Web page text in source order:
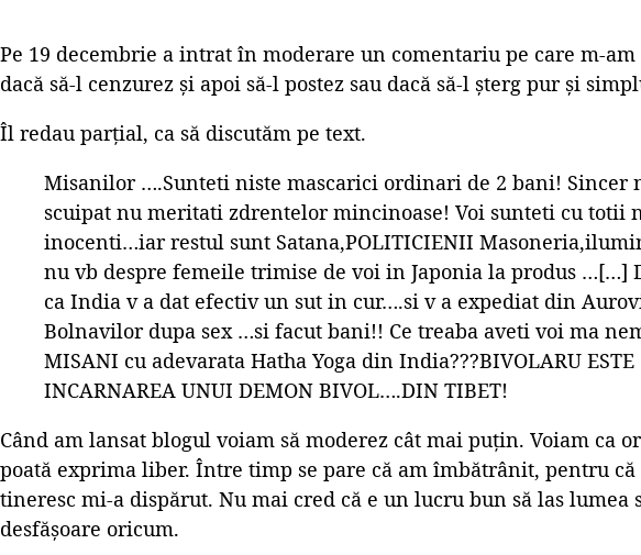
Pe 19 decembrie a intrat în moderare un comentariu pe care m-
dacă să-l cenzurez și apoi să-l postez sau dacă să-l șterg pur și
Îl redau parțial, ca să discutăm pe text.
Misanilor ….Sunteti niste mascarici ordinari de 2 bani! Sincer
scuipat nu meritati zdrentelor mincinoase! Voi sunteti cu totii
inocenti…iar restul sunt Satana,POLITICIENII
nu vb despre femeile trimise de voi in Japonia la produs …[…]
ca India v a dat efectiv un sut in cur….si v a expediat din
Bolnavilor dupa sex …si facut bani!! Ce treaba aveti voi ma
MISANI cu adevarata Hatha Yoga din India???BIVOLARU ESTE
INCARNAREA UNUI DEMON BIVOL….DIN TIBET!
Când am lansat blogul voiam să moderez cât mai puțin. Voiam ca
poată exprima liber. Între timp se pare că am îmbătrânit, pentru
tineresc mi-a dispărut. Nu mai cred că e un lucru bun să las lumea
desfășoare oricum.